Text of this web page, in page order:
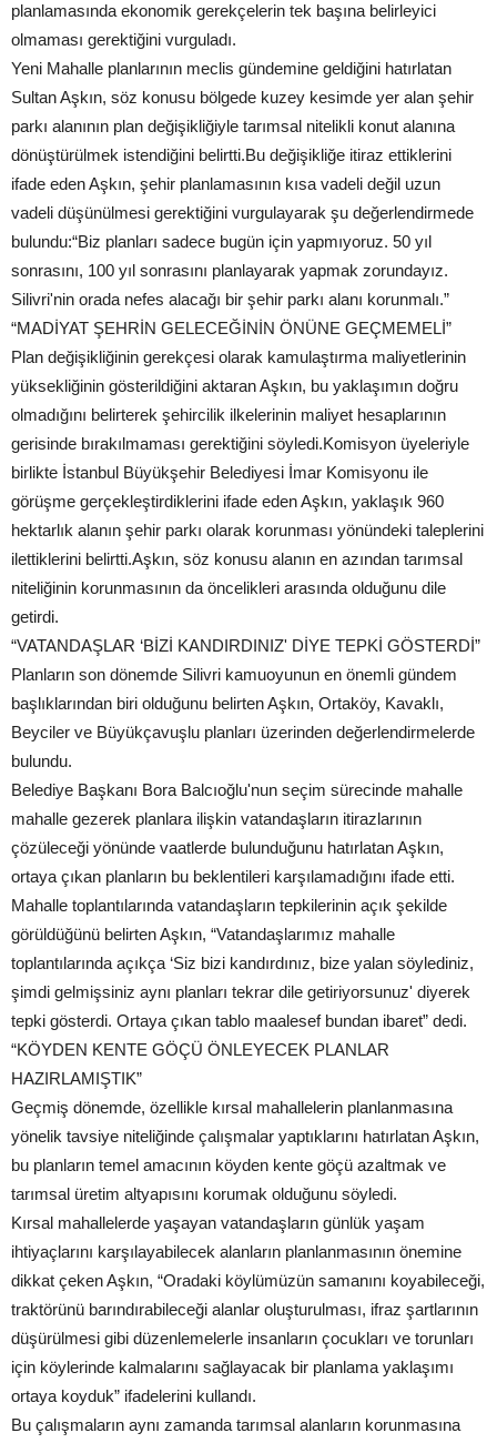
planlamasında ekonomik gerekçelerin tek başına belirleyici
olmaması gerektiğini vurguladı.
Yeni Mahalle planlarının meclis gündemine geldiğini hatırlatan
Sultan Aşkın, söz konusu bölgede kuzey kesimde yer alan şehir
parkı alanının plan değişikliğiyle tarımsal nitelikli konut alanına
dönüştürülmek istendiğini belirtti.Bu değişikliğe itiraz ettiklerini
ifade eden Aşkın, şehir planlamasının kısa vadeli değil uzun
vadeli düşünülmesi gerektiğini vurgulayarak şu değerlendirmede
bulundu:“Biz planları sadece bugün için yapmıyoruz. 50 yıl
sonrasını, 100 yıl sonrasını planlayarak yapmak zorundayız.
Silivri'nin orada nefes alacağı bir şehir parkı alanı korunmalı.”
“MADİYAT ŞEHRİN GELECEĞİNİN ÖNÜNE GEÇMEMELİ”
Plan değişikliğinin gerekçesi olarak kamulaştırma maliyetlerinin
yüksekliğinin gösterildiğini aktaran Aşkın, bu yaklaşımın doğru
olmadığını belirterek şehircilik ilkelerinin maliyet hesaplarının
gerisinde bırakılmaması gerektiğini söyledi.Komisyon üyeleriyle
birlikte İstanbul Büyükşehir Belediyesi İmar Komisyonu ile
görüşme gerçekleştirdiklerini ifade eden Aşkın, yaklaşık 960
hektarlık alanın şehir parkı olarak korunması yönündeki taleplerini
ilettiklerini belirtti.Aşkın, söz konusu alanın en azından tarımsal
niteliğinin korunmasının da öncelikleri arasında olduğunu dile
getirdi.
“VATANDAŞLAR ‘BİZİ KANDIRDINIZ' DİYE TEPKİ GÖSTERDİ”
Planların son dönemde Silivri kamuoyunun en önemli gündem
başlıklarından biri olduğunu belirten Aşkın, Ortaköy, Kavaklı,
Beyciler ve Büyükçavuşlu planları üzerinden değerlendirmelerde
bulundu.
Belediye Başkanı Bora Balcıoğlu'nun seçim sürecinde mahalle
mahalle gezerek planlara ilişkin vatandaşların itirazlarının
çözüleceği yönünde vaatlerde bulunduğunu hatırlatan Aşkın,
ortaya çıkan planların bu beklentileri karşılamadığını ifade etti.
Mahalle toplantılarında vatandaşların tepkilerinin açık şekilde
görüldüğünü belirten Aşkın, “Vatandaşlarımız mahalle
toplantılarında açıkça ‘Siz bizi kandırdınız, bize yalan söylediniz,
şimdi gelmişsiniz aynı planları tekrar dile getiriyorsunuz' diyerek
tepki gösterdi. Ortaya çıkan tablo maalesef bundan ibaret” dedi.
“KÖYDEN KENTE GÖÇÜ ÖNLEYECEK PLANLAR
HAZIRLAMIŞTIK”
Geçmiş dönemde, özellikle kırsal mahallelerin planlanmasına
yönelik tavsiye niteliğinde çalışmalar yaptıklarını hatırlatan Aşkın,
bu planların temel amacının köyden kente göçü azaltmak ve
tarımsal üretim altyapısını korumak olduğunu söyledi.
Kırsal mahallelerde yaşayan vatandaşların günlük yaşam
ihtiyaçlarını karşılayabilecek alanların planlanmasının önemine
dikkat çeken Aşkın, “Oradaki köylümüzün samanını koyabileceği,
traktörünü barındırabileceği alanlar oluşturulması, ifraz şartlarının
düşürülmesi gibi düzenlemelerle insanların çocukları ve torunları
için köylerinde kalmalarını sağlayacak bir planlama yaklaşımı
ortaya koyduk” ifadelerini kullandı.
Bu çalışmaların aynı zamanda tarımsal alanların korunmasına